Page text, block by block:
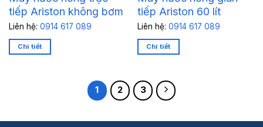
tiếp Ariston không bơm
Liên hệ: 0914 617 089
Chi tiết
tiếp Ariston 60 lít
Liên hệ: 0914 617 089
Chi tiết
1 2 3